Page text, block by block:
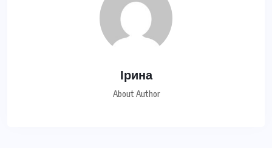
Ірина
About Author